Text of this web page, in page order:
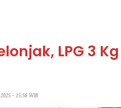
LPG 3
- 15:58 WIB